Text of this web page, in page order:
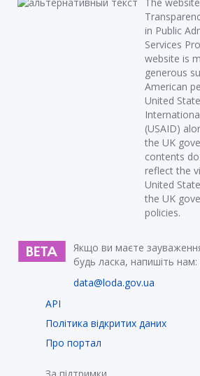
in Public
Services
website is
generous
American
United
(USAID)
the UK
contents
reflect the
United
the UK
policies.
Якщо ви маєте
будь ласка, напишіть нам:
data@loda.gov.ua
API
Політика відкритих даних
Про портал